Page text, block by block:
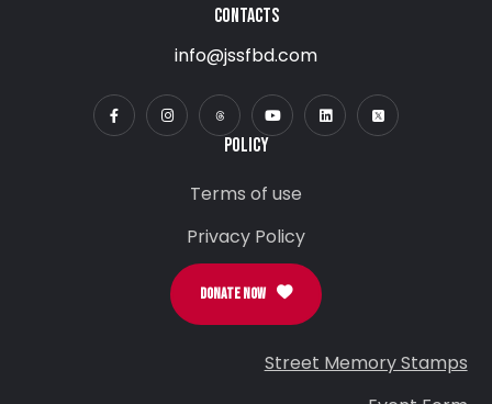
CONTACTS
info@jssfbd.com
POLICY
Terms of use
Privacy Policy
DONATE NOW
Street Memory Stamps